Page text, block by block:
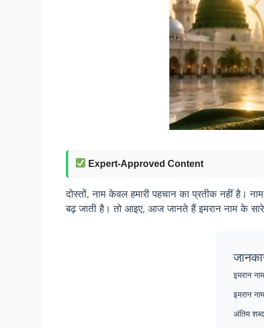
Expert-Approved Content
दोस्तों, नाम केवल हमारी पहचान का प्रतीक नहीं है।
बढ़ जाती है। तो आइए, आज जानते हैं इमरान नाम के
इमरान
इमरान
अंतिम